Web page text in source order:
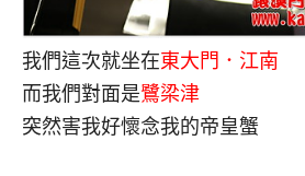
我們這次就坐在東大門．江南
而我們對面是鷺梁津
突然害我好懷念我的帝皇蟹